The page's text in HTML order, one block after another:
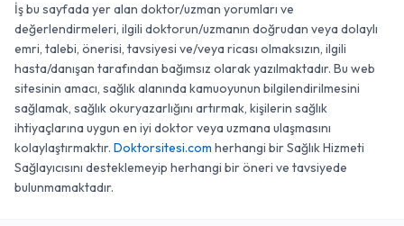
İş bu sayfada yer alan doktor/uzman yorumları ve
değerlendirmeleri, ilgili doktorun/uzmanın doğrudan veya dolaylı
emri, talebi, önerisi, tavsiyesi ve/veya ricası olmaksızın, ilgili
hasta/danışan tarafından bağımsız olarak yazılmaktadır. Bu web
sitesinin amacı, sağlık alanında kamuoyunun bilgilendirilmesini
sağlamak, sağlık okuryazarlığını artırmak, kişilerin sağlık
ihtiyaçlarına uygun en iyi doktor veya uzmana ulaşmasını
kolaylaştırmaktır. Doktorsitesi.com herhangi bir Sağlık Hizmeti
Sağlayıcısını desteklemeyip herhangi bir öneri ve tavsiyede
bulunmamaktadır.